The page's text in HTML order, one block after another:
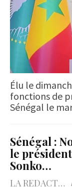
Élu le
fonctions de
Sénégal le
Sénégal :
le
Sonko…
LA REDACTION